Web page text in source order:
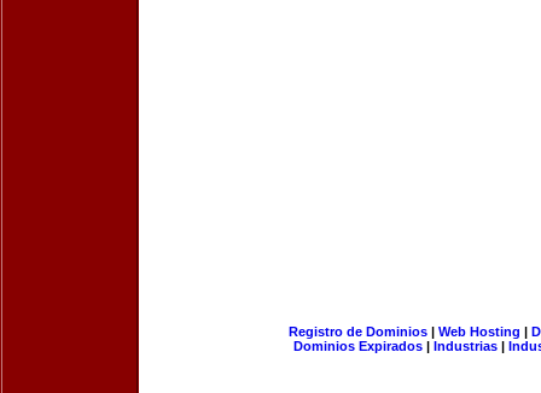
Registro de Dominios| Web Hosting |
Dominios Expirados | Industrias |